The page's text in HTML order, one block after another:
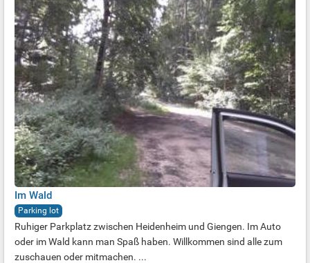
Im Wald
Parking lot
Ruhiger Parkplatz zwischen Heidenheim und Giengen. Im Auto
oder im Wald kann man Spaß haben. Willkommen sind alle zum
zuschauen oder mitmachen. ...